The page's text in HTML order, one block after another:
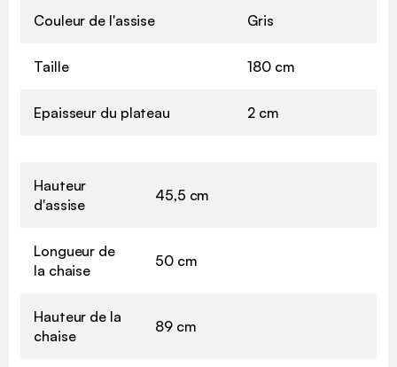
Couleur de l'assise Gris
Taille 180 cm
Epaisseur du plateau 2 cm
Hauteur
d'assise
45,5 cm
Longueur de
la chaise
50 cm
Hauteur de la
chaise
89 cm